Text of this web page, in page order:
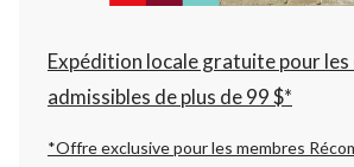
Expédition locale gratuite pour les
admissibles de plus de 99 $*
*Offre exclusive pour les membres